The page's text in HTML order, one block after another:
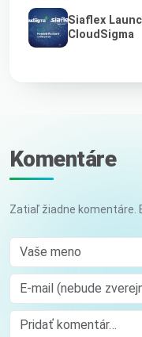
Siaflex
CloudSigma
Komentáre
Zatiaľ žiadne komentáre.
Vaše meno
E-mail (nebude zverejnený)
Comment